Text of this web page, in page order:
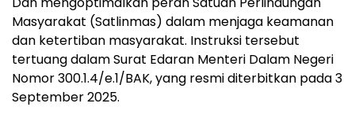
Masyarakat (Satlinmas) dalam menjaga keamanan
dan ketertiban masyarakat. Instruksi tersebut
tertuang dalam Surat Edaran Menteri Dalam Negeri
Nomor 300.1.4/e.1/BAK, yang resmi diterbitkan pada 3
September 2025.